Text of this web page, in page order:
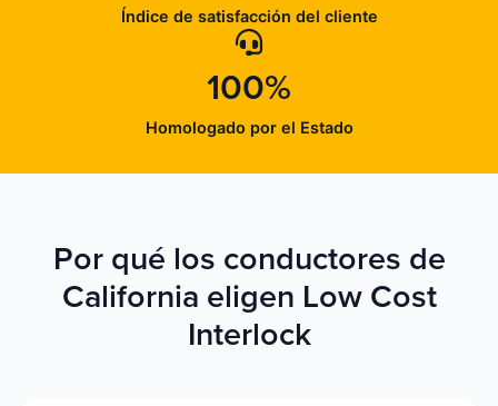
Índice de satisfacción del cliente
100%
Homologado por el Estado
Por qué los conductores de
California eligen Low Cost
Interlock